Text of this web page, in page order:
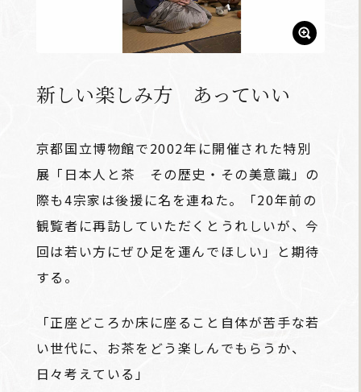
新しい楽しみ方 あっていい
京都国立博物館で2002年に開催された特別
展「日本人と茶 その歴史・その美意識」の
際も4宗家は後援に名を連ねた。「20年前の
観覧者に再訪していただくとうれしいが、今
回は若い方にぜひ足を運んでほしい」と期待
する。
「正座どころか床に座ること自体が苦手な若
い世代に、お茶をどう楽しんでもらうか、
日々考えている」